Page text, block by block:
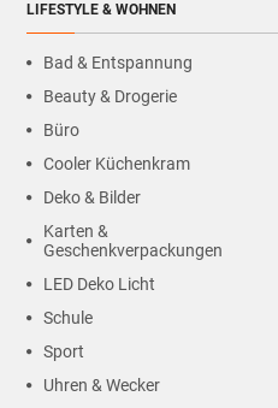
LIFESTYLE & WOHNEN
Bad & Entspannung
Beauty & Drogerie
Büro
Cooler Küchenkram
Deko & Bilder
Karten &
Geschenkverpackungen
LED Deko Licht
Schule
Sport
Uhren & Wecker